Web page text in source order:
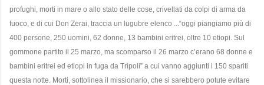
profughi, morti in mare o allo stato delle cose, crivellati da colpi di arma da
fuoco, e di cui Don Zerai, traccia un lugubre elenco ...“oggi piangiamo più di
400 persone, 250 uomini, 62 donne, 13 bambini eritrei, oltre 10 etiopi. Sul
gommone partito il 25 marzo, ma scomparso il 26 marzo c’erano 68 donne e
bambini eritrei ed etiopi in fuga da Tripoli” a cui vanno aggiunti i 150 spariti
questa notte. Morti, sottolinea il missionario, che si sarebbero potute evitare